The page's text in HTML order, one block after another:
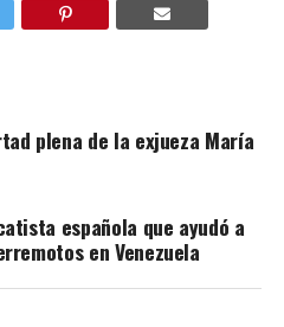
plena de la exjueza María
española que ayudó a
en Venezuela